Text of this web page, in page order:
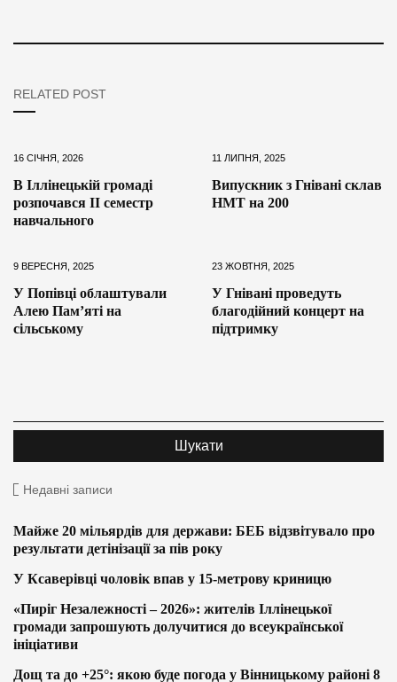
RELATED POST
16 СІЧНЯ, 2026
В Іллінецькій громаді
розпочався ІІ семестр
навчального
11 ЛИПНЯ, 2025
Випускник з Гнівані склав
НМТ на 200
9 ВЕРЕСНЯ, 2025
У Попівці облаштували
Алею Пам’яті на
сільському
23 ЖОВТНЯ, 2025
У Гнівані проведуть
благодійний концерт на
підтримку
Недавні записи
Майже 20 мільярдів для держави: БЕБ відзвітувало про
результати детінізації за пів року
У Ксаверівці чоловік впав у 15-метрову криницю
«Пиріг Незалежності – 2026»: жителів Іллінецької
громади запрошують долучитися до всеукраїнської
ініціативи
Дощ та до +25°: якою буде погода у Вінницькому районі 8